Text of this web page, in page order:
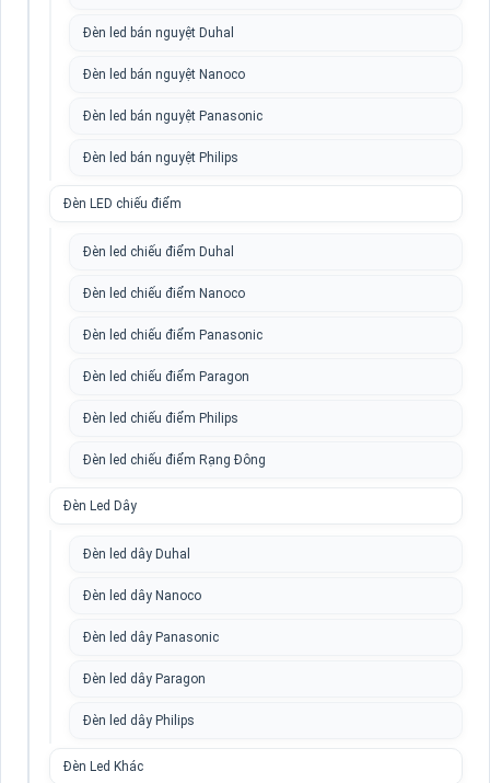
Đèn led bán nguyệt Duhal
Đèn led bán nguyệt Nanoco
Đèn led bán nguyệt Panasonic
Đèn led bán nguyệt Philips
Đèn LED chiếu điểm
Đèn led chiếu điểm Duhal
Đèn led chiếu điểm Nanoco
Đèn led chiếu điểm Panasonic
Đèn led chiếu điểm Paragon
Đèn led chiếu điểm Philips
Đèn led chiếu điểm Rạng Đông
Đèn Led Dây
Đèn led dây Duhal
Đèn led dây Nanoco
Đèn led dây Panasonic
Đèn led dây Paragon
Đèn led dây Philips
Đèn Led Khác